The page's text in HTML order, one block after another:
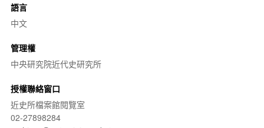
語言
中文
管理權
中央研究院近代史研究所
授權聯絡窗口
近史所檔案館閱覽室
02-27898284